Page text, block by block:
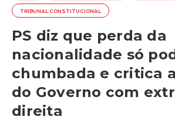
TRIBUNAL CONSTITUCIONAL
PS diz que perda da
nacionalidade só
chumbada e critica
do Governo com
direita